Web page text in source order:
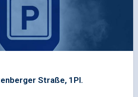
Straße, 1Pl.